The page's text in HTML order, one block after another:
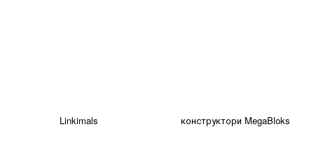
Linkimals конструктори MegaBloks